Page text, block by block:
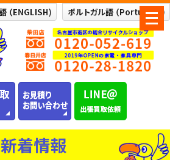
メ
ニ
ュ
ー
新着情報